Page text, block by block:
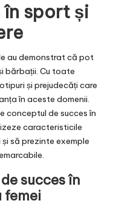
în sport și
au demonstrat că pot
bărbații. Cu toate
și prejudecăți care
în aceste domenii.
conceptul de succes în
caracteristicile
să prezinte exemple
succes în
femei